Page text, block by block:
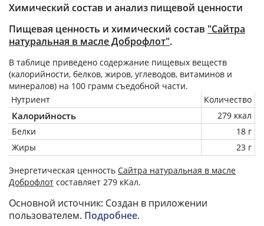
Химический состав и анализ пищевой ценности
Пищевая ценность и химический состав "Сайтра
натуральная в масле Доброфлот".
В таблице приведено содержание пищевых веществ
(калорийности, белков, жиров, углеводов, витаминов и
минералов) на 100 грамм съедобной части.
Нутриент
Количество
Калорийность
279 ккал
Белки
18 г
Жиры
23 г
Энергетическая ценность Сайтра натуральная в масле
Доброфлот составляет 279 кКал.
Основной источник: Создан в приложении
пользователем. Подробнее.